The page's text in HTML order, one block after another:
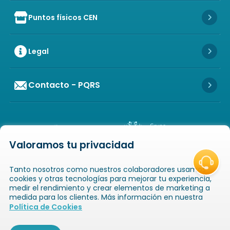
Icon of store
Puntos físicos CEN Icon
Legal Icon
Contacto - PQRS Icon
LOS DERECHOS RESERVADOS
NIT: 811025289-1 / CRA. 52 # 20-124, GUAYABAL,
MEDELLÍN, ANTIOQUIA
Inicio Icon of book-open Icon of
Valoramos tu privacidad
Tanto nosotros como nuestros colaboradores usamos
cookies y otras tecnologías para mejorar tu experiencia,
medir el rendimiento y crear elementos de marketing a
medida para los clientes. Más información en nuestra
Política de Cookies